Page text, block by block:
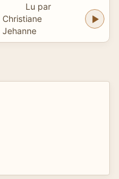
Lu par
Christiane
Jehanne